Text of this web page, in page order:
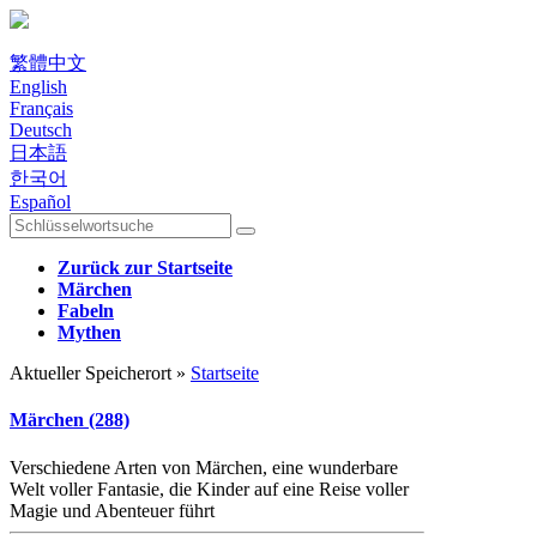
繁體中文
English
Français
Deutsch
日本語
한국어
Español
Zurück zur Startseite
Märchen
Fabeln
Mythen
Aktueller Speicherort » Startseite
Märchen (288)
Verschiedene Arten von Märchen, eine wunderbare
Welt voller Fantasie, die Kinder auf eine Reise voller
Magie und Abenteuer führt